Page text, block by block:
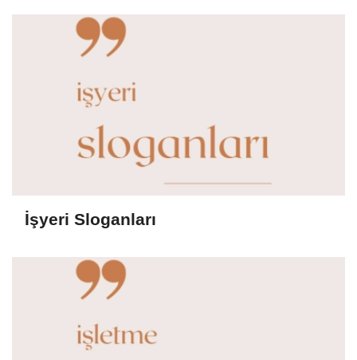
İşyeri Sloganları